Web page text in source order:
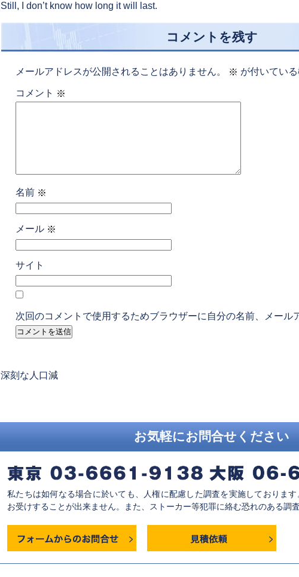
Still, I don’t know how long it will last.
コメントを残す
メールアドレスが公開されることはありません。 ※ が付いてい
コメント ※
名前 ※
メール ※
サイト
次回のコメントで使用するためブラウザーに自分の名前、メール
Previous
深刻な人口減
お気軽にお問合せください
私たちは如何なる場合に於いても、人権に配慮した調査を実施しておりま
お受けすることが出来ません。また、ストーカー等犯罪に絡む恐れのある調